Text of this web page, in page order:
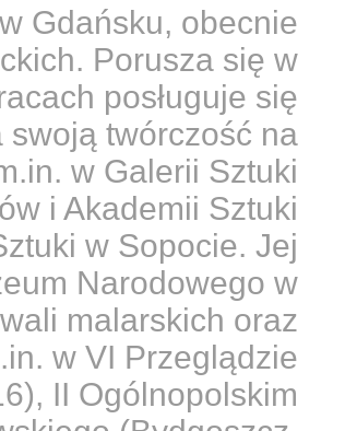
Gdańsku, obecnie
Porusza się w
posługuje się
swoją twórczość na
w Galerii Sztuki
i Akademii Sztuki
w Sopocie. Jej
Narodowego w
malarskich oraz
w VI Przeglądzie
II Ogólnopolskim